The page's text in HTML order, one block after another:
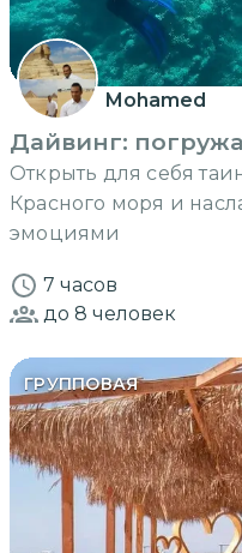
Mohamed
Дайвинг:
Открыть для себя
Красного моря и
эмоциями
7 часов
до 8 человек
ГРУППОВАЯ